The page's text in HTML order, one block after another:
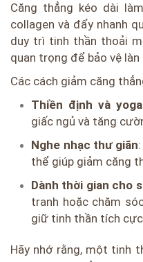
Căng thẳng kéo dài
collagen và đẩy nhanh
duy trì tinh thần thoải
quan trọng để bảo vệ làn
Các cách giảm căng
Thiền định và yoga
giấc ngủ và tăng
Nghe nhạc thư giãn
thể giúp giảm căng
Dành thời gian cho
tranh hoặc chăm
giữ tinh thần tích
Hãy nhớ rằng, một tinh